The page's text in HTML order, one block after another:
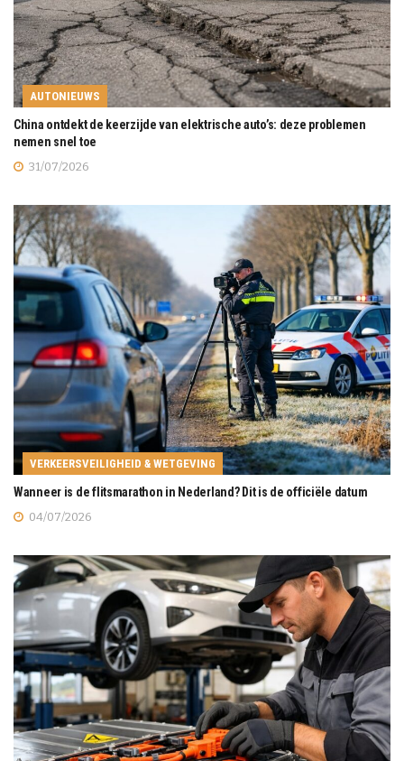
AUTONIEUWS
China ontdekt de keerzijde van elektrische auto’s: deze problemen
nemen snel toe
31/07/2026
VERKEERSVEILIGHEID & WETGEVING
Wanneer is de flitsmarathon in Nederland? Dit is de officiële datum
04/07/2026